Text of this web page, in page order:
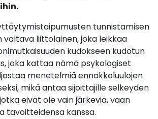
tunnistamisen
valtava liittolainen, joka leikkaa
kudokseen kudotun
joka kattaa nämä psykologiset
menetelmiä ennakkoluulojen
mikä antaa sijoittajille selkeyden
eivät ole vain järkeviä, vaan
tavoitteidensa kanssa.